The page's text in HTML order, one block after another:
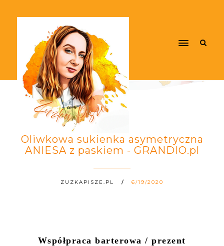
Oliwkowa sukienka asymetryczna
ANIESA z paskiem - GRANDIO.pl
ZUZKAPISZE.PL 6/19/2020
Współpraca barterowa / prezent